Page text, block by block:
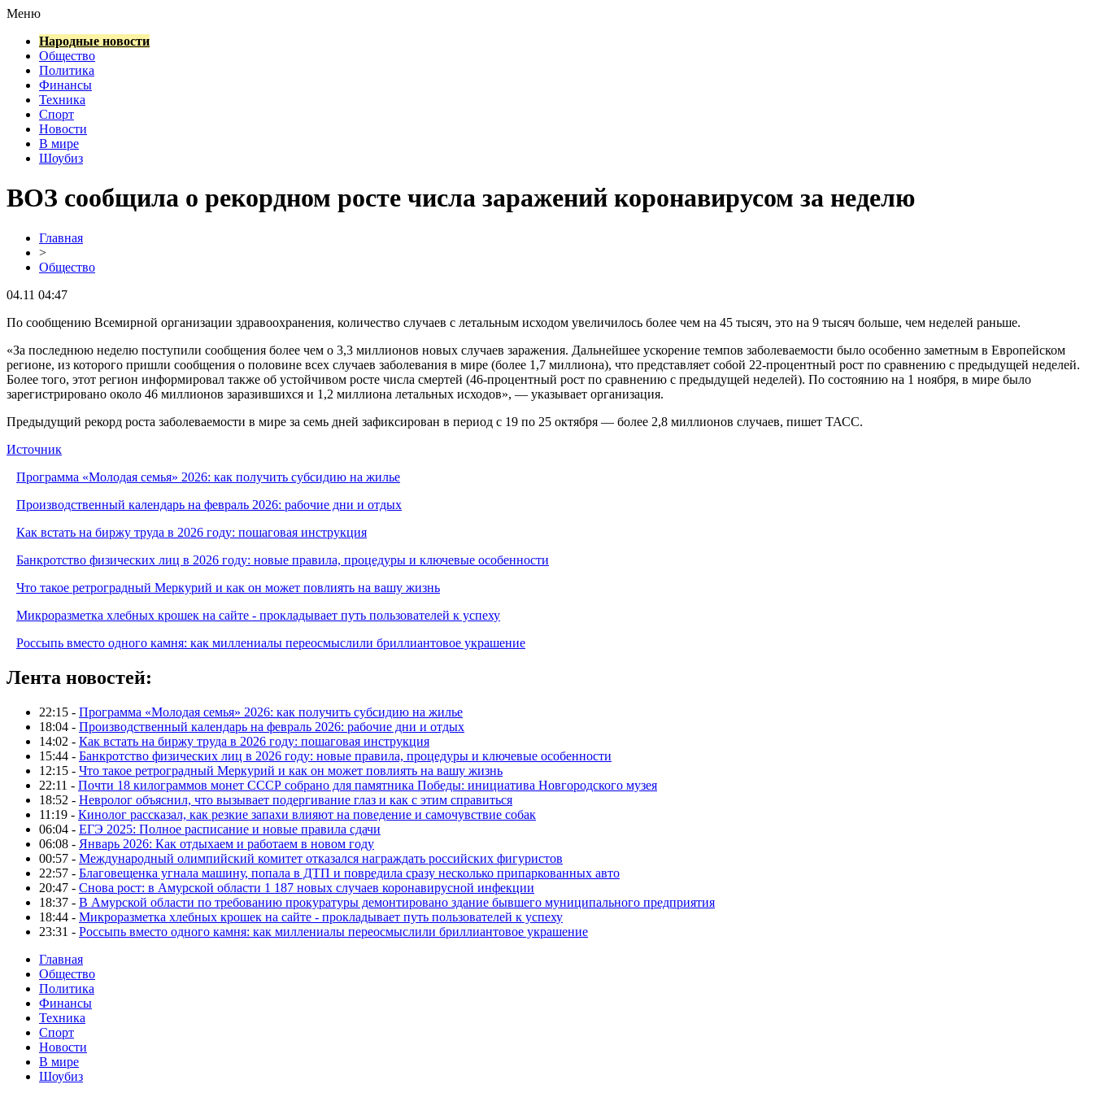
Меню
Народные новости
Общество
Политика
Финансы
Техника
Спорт
Новости
В мире
Шоубиз
ВОЗ сообщила о рекордном росте числа заражений коронавирусом за неделю
Главная
>
Общество
04.11 04:47
По сообщению Всемирной организации здравоохранения, количество случаев с летальным исходом увеличилось более чем на 45 тысяч, это на 9 тысяч больше, чем неделей раньше.
«За последнюю неделю поступили сообщения более чем о 3,3 миллионов новых случаев заражения. Дальнейшее ускорение темпов заболеваемости было особенно заметным в Европейском
регионе, из которого пришли сообщения о половине всех случаев заболевания в мире (более 1,7 миллиона), что представляет собой 22-процентный рост по сравнению с предыдущей неделей.
Более того, этот регион информировал также об устойчивом росте числа смертей (46-процентный рост по сравнению с предыдущей неделей). По состоянию на 1 ноября, в мире было
зарегистрировано около 46 миллионов заразившихся и 1,2 миллиона летальных исходов», — указывает организация.
Предыдущий рекорд роста заболеваемости в мире за семь дней зафиксирован в период с 19 по 25 октября — более 2,8 миллионов случаев, пишет ТАСС.
Источник
Программа «Молодая семья» 2026: как получить субсидию на жилье
Производственный календарь на февраль 2026: рабочие дни и отдых
Как встать на биржу труда в 2026 году: пошаговая инструкция
Банкротство физических лиц в 2026 году: новые правила, процедуры и ключевые особенности
Что такое ретроградный Меркурий и как он может повлиять на вашу жизнь
Микроразметка хлебных крошек на сайте - прокладывает путь пользователей к успеху
Россыпь вместо одного камня: как миллениалы переосмыслили бриллиантовое украшение
Лента новостей:
22:15 - Программа «Молодая семья» 2026: как получить субсидию на жилье
18:04 - Производственный календарь на февраль 2026: рабочие дни и отдых
14:02 - Как встать на биржу труда в 2026 году: пошаговая инструкция
15:44 - Банкротство физических лиц в 2026 году: новые правила, процедуры и ключевые особенности
12:15 - Что такое ретроградный Меркурий и как он может повлиять на вашу жизнь
22:11 - Почти 18 килограммов монет СССР собрано для памятника Победы: инициатива Новгородского музея
18:52 - Невролог объяснил, что вызывает подергивание глаз и как с этим справиться
11:19 - Кинолог рассказал, как резкие запахи влияют на поведение и самочувствие собак
06:04 - ЕГЭ 2025: Полное расписание и новые правила сдачи
06:08 - Январь 2026: Как отдыхаем и работаем в новом году
00:57 - Международный олимпийский комитет отказался награждать российских фигуристов
22:57 - Благовещенка угнала машину, попала в ДТП и повредила сразу несколько припаркованных авто
20:47 - Снова рост: в Амурской области 1 187 новых случаев коронавирусной инфекции
18:37 - В Амурской области по требованию прокуратуры демонтировано здание бывшего муниципального предприятия
18:44 - Микроразметка хлебных крошек на сайте - прокладывает путь пользователей к успеху
23:31 - Россыпь вместо одного камня: как миллениалы переосмыслили бриллиантовое украшение
Главная
Общество
Политика
Финансы
Техника
Спорт
Новости
В мире
Шоубиз